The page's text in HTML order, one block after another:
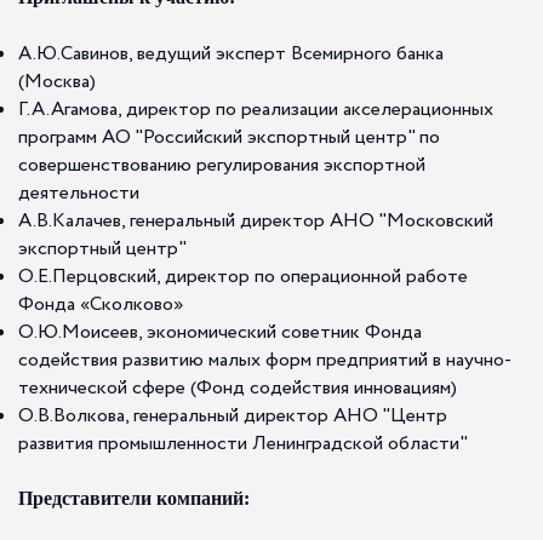
А.Ю.Савинов, ведущий эксперт Всемирного банка
(Москва)
Г.А.Агамова, директор по реализации акселерационных
программ АО "Российский экспортный центр" по
совершенствованию регулирования экспортной
деятельности
А.В.Калачев, генеральный директор АНО "Московский
экспортный центр"
О.Е.Перцовский, директор по операционной работе
Фонда «Сколково»
О.Ю.Моисеев, экономический советник Фонда
содействия развитию малых форм предприятий в научно-
технической сфере (Фонд содействия инновациям)
О.В.Волкова, генеральный директор АНО "Центр
развития промышленности Ленинградской области"
Представители компаний: